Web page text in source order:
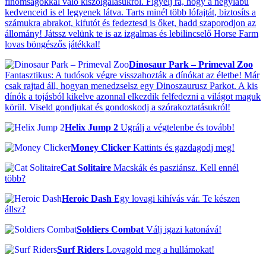
kedvenceid is el legyenek látva. Tarts minél több lófajtát, biztosíts a
számukra abrakot, kifutót és fedeztesd is őket, hadd szaporodjon az
állomány! Játssz velünk te is az izgalmas és lebilincselő Horse Farm
lovas böngészős játékkal!
Dinosaur Park – Primeval Zoo
Fantasztikus: A tudósok végre visszahozták a dínókat az életbe! Már
csak rajtad áll, hogyan menedzselsz egy Dinoszaurusz Parkot. A kis
dínók a tojásból kikelve azonnal elkezdik felfedezni a világot maguk
körül. Viseld gondjukat és gondoskodj a szórakoztatásukról!
Helix Jump 2 Ugrálj a végtelenbe és tovább!
Money Clicker Kattints és gazdagodj meg!
Cat Solitaire Macskák és pasziánsz. Kell ennél
több?
Heroic Dash Egy lovagi kihívás vár. Te készen
állsz?
Soldiers Combat Válj igazi katonává!
Surf Riders Lovagold meg a hullámokat!